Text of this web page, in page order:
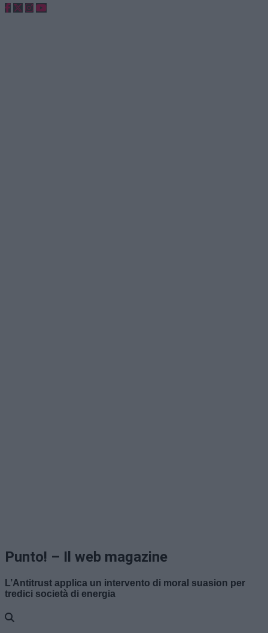
Punto! – Il web magazine
L’Antitrust applica un intervento di moral suasion per
tredici società di energia